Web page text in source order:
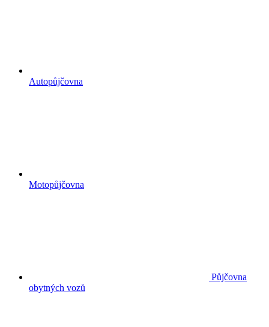
Autopůjčovna
Motopůjčovna
Půjčovna
obytných vozů